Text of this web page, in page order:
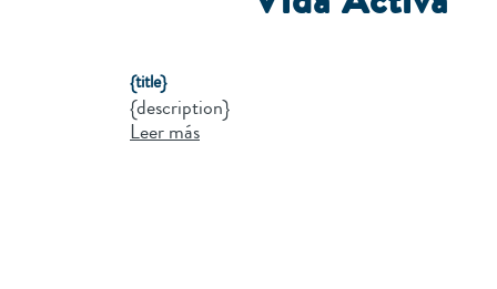
{title}
{description}
Leer más